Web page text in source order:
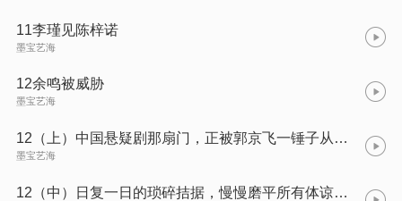
11李瑾见陈梓诺
墨宝艺海
12余鸣被威胁
墨宝艺海
12（上）中国悬疑剧那扇门，正被郭京飞一锤子从客厅里踹穿
墨宝艺海
12（中）日复一日的琐碎拮据，慢慢磨平所有体谅与爱意